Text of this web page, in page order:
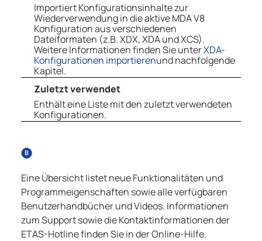
Importiert Konfigurationsinhalte zur
Wiederverwendung in die aktive MDA V8
Konfiguration aus verschiedenen
Dateiformaten (z.B. XDX, XDA und XCS).
Weitere Informationen finden Sie unterXDA-
Konfigurationen importierenund nachfolgende
Kapitel.
Zuletzt verwendet
Enthält eine Liste mit den zuletzt verwendeten
Konfigurationen.
Eine Übersicht listet neue Funktionalitäten und
Programmeigenschaften sowie alle verfügbaren
Benutzerhandbücher und Videos. Informationen
zum Support sowie die Kontaktinformationen der
ETAS-Hotline finden Sie in der Online-Hilfe.